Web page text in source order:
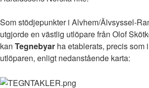
Som stödjepunkter i Alvhem/Älvsyssel-
utgjorde en västlig utlöpare från Olof
kan Tegnebyar ha etablerats, precis som
utlöparen, enligt nedanstående karta: